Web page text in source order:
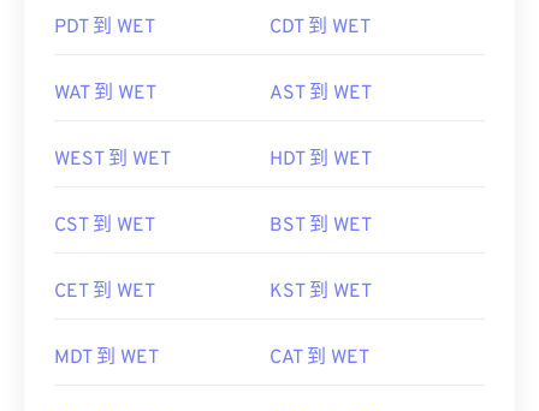
PDT 到 WET CDT 到 WET
WAT 到 WET AST 到 WET
WEST 到 WET HDT 到 WET
CST 到 WET BST 到 WET
CET 到 WET KST 到 WET
MDT 到 WET CAT 到 WET